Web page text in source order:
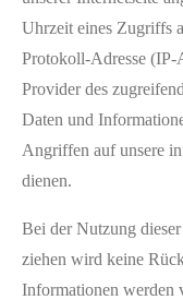
Uhrzeit eines Zugriffs
Protokoll-Adresse (IP-
Provider des
Daten und
Angriffen auf unsere
dienen.
Bei der Nutzung
ziehen wird keine
Informationen werden